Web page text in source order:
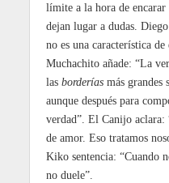
límite a la hora de encarar
dejan lugar a dudas.
no es una característica
Muchachito añade: “La
las borderíasmás grandes
aunque después para
verdad”. El Canijo aclara:
de amor. Eso tratamos
Kiko sentencia: “Cuando
no duele”.